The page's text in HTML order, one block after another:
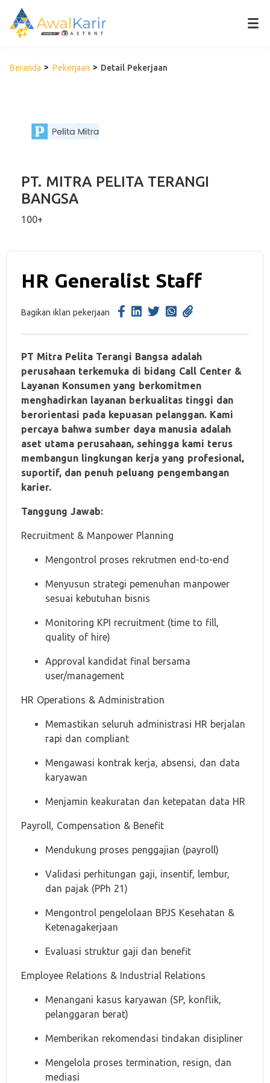
Beranda Pekerjaan Detail Pekerjaan
PT. MITRA PELITA TERANGI
BANGSA
100+
HR Generalist Staff
Bagikan iklan pekerjaan
PT Mitra Pelita Terangi Bangsa adalah
perusahaan terkemuka di bidang Call Center &
Layanan Konsumen yang berkomitmen
menghadirkan layanan berkualitas tinggi dan
berorientasi pada kepuasan pelanggan. Kami
percaya bahwa sumber daya manusia adalah
aset utama perusahaan, sehingga kami terus
membangun lingkungan kerja yang profesional,
suportif, dan penuh peluang pengembangan
karier.
Tanggung Jawab:
Recruitment & Manpower Planning
Mengontrol proses rekrutmen end-to-end
Menyusun strategi pemenuhan manpower
sesuai kebutuhan bisnis
Monitoring KPI recruitment (time to fill,
quality of hire)
Approval kandidat final bersama
user/management
HR Operations & Administration
Memastikan seluruh administrasi HR berjalan
rapi dan compliant
Mengawasi kontrak kerja, absensi, dan data
karyawan
Menjamin keakuratan dan ketepatan data HR
Payroll, Compensation & Benefit
Mendukung proses penggajian (payroll)
Validasi perhitungan gaji, insentif, lembur,
dan pajak (PPh 21)
Mengontrol pengelolaan BPJS Kesehatan &
Ketenagakerjaan
Evaluasi struktur gaji dan benefit
Employee Relations & Industrial Relations
Menangani kasus karyawan (SP, konflik,
pelanggaran berat)
Memberikan rekomendasi tindakan disipliner
Mengelola proses termination, resign, dan
mediasi